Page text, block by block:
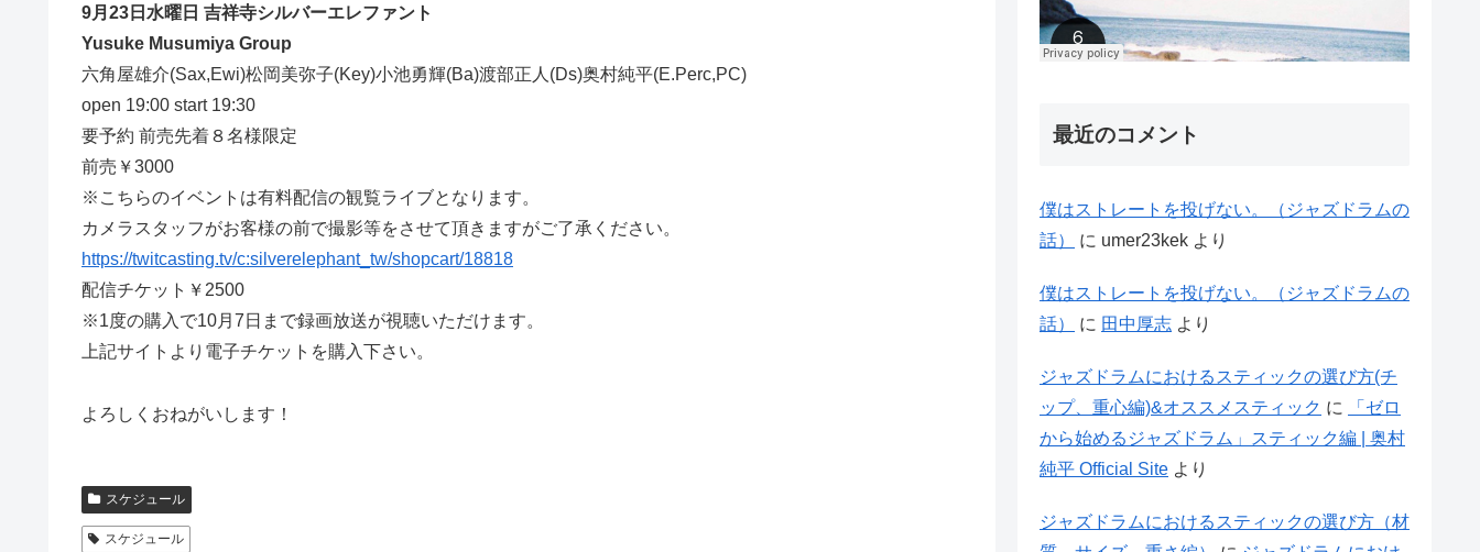
9月23日水曜日 吉祥寺シルバーエレファント
Yusuke Musumiya Group
六角屋雄介(Sax,Ewi)松岡美弥子(Key)小池勇輝(Ba)渡部正人(Ds)奥村純平(E.Perc,PC)
open 19:00 start 19:30
要予約 前売先着８名様限定
前売￥3000
※こちらのイベントは有料配信の観覧ライブとなります。
カメラスタッフがお客様の前で撮影等をさせて頂きますがご了承ください。
https://twitcasting.tv/c:silverelephant_tw/shopcart/18818
配信チケット￥2500
※1度の購入で10月7日まで録画放送が視聴いただけます。
上記サイトより電子チケットを購入下さい。
よろしくおねがいします！
スケジュール
スケジュール
最近のコメント
僕はストレートを投げない。（ジャズドラムの
話）
に umer23kek より
僕はストレートを投げない。（ジャズドラムの
話）
に 田中厚志 より
ジャズドラムにおけるスティックの選び方(チ
ップ、重心編)&オススメスティック に
「ゼロ
から始めるジャズドラム」スティック編 | 奥村
純平 Official Site より
ジャズドラムにおけるスティックの選び方（材